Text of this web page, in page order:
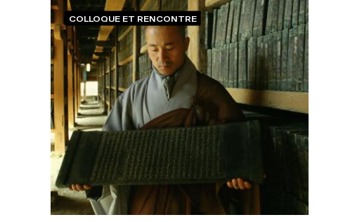
COLLOQUE ET RENCONTRE